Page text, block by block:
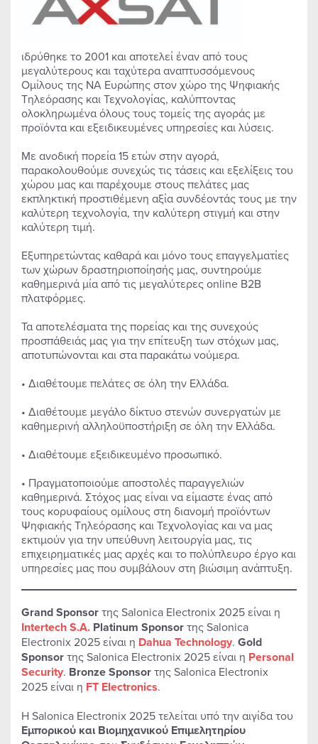
ιδρύθηκε το 2001 και αποτελεί έναν από τους
μεγαλύτερους και ταχύτερα αναπτυσσόμενους
Ομίλους της ΝΑ Ευρώπης στον χώρο της Ψηφιακής
Τηλεόρασης και Τεχνολογίας, καλύπτοντας
ολοκληρωμένα όλους τους τομείς της αγοράς με
προϊόντα και εξειδικευμένες υπηρεσίες και λύσεις.
Με ανοδική πορεία 15 ετών στην αγορά,
παρακολουθούμε συνεχώς τις τάσεις και εξελίξεις του
χώρου μας και παρέχουμε στους πελάτες μας
εκπληκτική προστιθέμενη αξία συνδέοντάς τους με την
καλύτερη τεχνολογία, την καλύτερη στιγμή και στην
καλύτερη τιμή.
Εξυπηρετώντας καθαρά και μόνο τους επαγγελματίες
των χώρων δραστηριοποίησής μας, συντηρούμε
καθημερινά μία από τις μεγαλύτερες online Β2Β
πλατφόρμες.
Τα αποτελέσματα της πορείας και της συνεχούς
προσπάθειάς μας για την επίτευξη των στόχων μας,
αποτυπώνονται και στα παρακάτω νούμερα.
• Διαθέτουμε πελάτες σε όλη την Ελλάδα.
• Διαθέτουμε μεγάλο δίκτυο στενών συνεργατών με
καθημερινή αλληλοϋποστήριξη σε όλη την Ελλάδα.
• Διαθέτουμε εξειδικευμένο προσωπικό.
• Πραγματοποιούμε αποστολές παραγγελιών
καθημερινά. Στόχος μας είναι να είμαστε ένας από
τους κορυφαίους ομίλους στη διανομή προϊόντων
Ψηφιακής Τηλεόρασης και Τεχνολογίας και να μας
εκτιμούν για την υπεύθυνη λειτουργία μας, τις
επιχειρηματικές μας αρχές και το πολύπλευρο έργο και
υπηρεσίες μας που συμβάλουν στη βιώσιμη ανάπτυξη.
Grand Sponsorτης Salonica Electronix 2025 είναι η
Intertech S.A. Platinum Sponsorτης Salonica
Electronix 2025 είναι η Dahua Technology. Gold
Sponsorτης Salonica Electronix 2025 είναι η Personal
Security. Bronze Sponsorτης Salonica Electronix
2025 είναι η FT Electronics.
Η Salonica Electronix 2025 τελείται υπό την αιγίδα του
Εμπορικού και Βιομηχανικού Επιμελητηρίου